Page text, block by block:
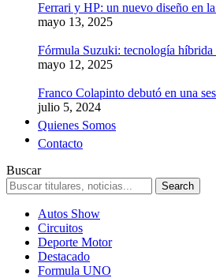
Ferrari y HP: un nuevo diseño en
mayo 13, 2025
Fórmula Suzuki: tecnología híbrida
mayo 12, 2025
Franco Colapinto debutó en una
julio 5, 2024
Quienes Somos
Contacto
Buscar
Autos Show
Circuitos
Deporte Motor
Destacado
Formula UNO